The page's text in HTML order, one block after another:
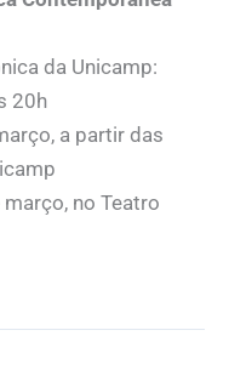
da Unicamp:
20h
a partir das
no Teatro